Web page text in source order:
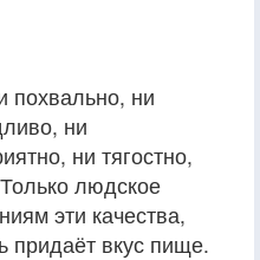
похвально, ни
ни
ни тягостно,
людское
эти качества,
придаёт вкус пище.